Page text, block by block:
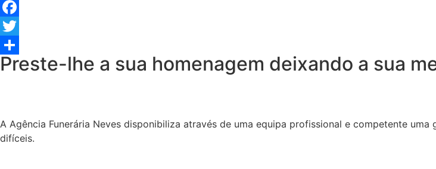
Facebook
Twitter
Share
Preste-lhe a sua homenagem deixando a sua
A Agência Funerária Neves disponibiliza através de uma equipa profissional e competente
difíceis.